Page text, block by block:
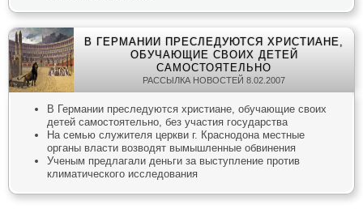
В ГЕРМАНИИ ПРЕСЛЕДУЮТСЯ ХРИСТИАНЕ,
ОБУЧАЮЩИЕ СВОИХ ДЕТЕЙ
САМОСТОЯТЕЛЬНО
РАССЫЛКА НОВОСТЕЙ 8.02.2007
В Германии преследуются христиане, обучающие своих
детей самостоятельно, без участия государства
На семью служителя церкви г. Краснодона местные
органы власти возводят вымышленные обвинения
Ученым предлагали деньги за выступление против
климатического исследования